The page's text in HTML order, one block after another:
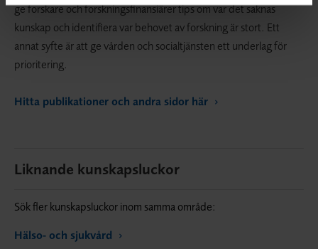
ge forskare och forskningsfinansiärer tips om var det saknas
kunskap och identifiera var behovet av forskning är stort. Ett
annat syfte är att ge vården och socialtjänsten ett underlag för
prioritering.
Hitta publikationer och andra sidor här
Liknande kunskapsluckor
Sök fler kunskapsluckor inom samma område:
Hälso- och sjukvård